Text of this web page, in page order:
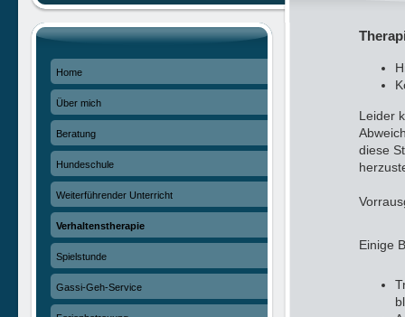
Leider
diese
Einige
Home
Über mich
Beratung
Hundeschule
Weiterführender Unterricht
Verhaltenstherapie
Spielstunde
Gassi-Geh-Service